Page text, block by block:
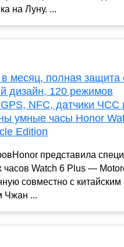
на Луну. ...
месяц, полная защита
дизайн, 120 режимов
NFC, датчики ЧСС
умные часы Honor
Edition
представила
Watch 6 Plus —
совместно с китайским
Чжан ...